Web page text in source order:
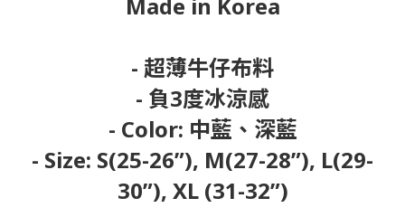
- 超薄牛仔布料
- 負3度冰涼感
- Color: 中藍、深藍
- Size: S(25-26”), M(27-28”), L(29-
30”), XL (31-32”)